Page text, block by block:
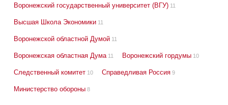
Воронежский государственный университет (ВГУ) 11
Высшая Школа Экономики 11
Воронежской областной Думой 11
Воронежская областная Дума 11 Воронежский гордумы 10
Следственный комитет 10 Справедливая Россия 9
Министерство обороны 8